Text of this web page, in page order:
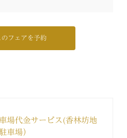
のフェアを予約
場代金サービス(香林坊地
車場）